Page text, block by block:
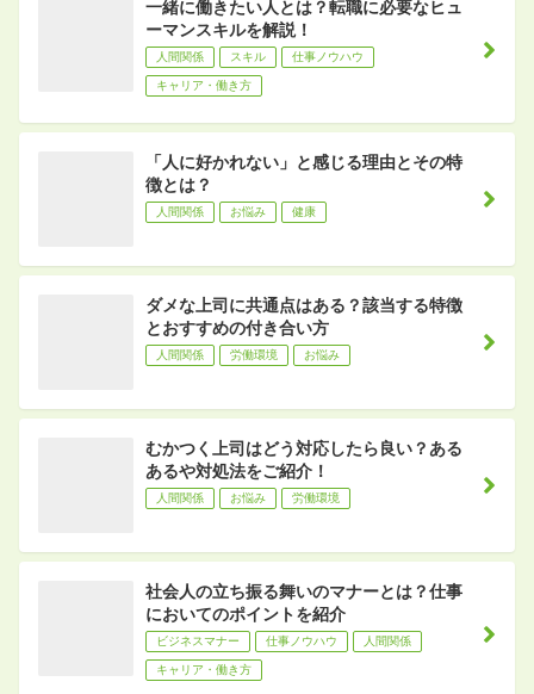
一緒に働きたい人とは？転職に必要なヒュ
ーマンスキルを解説！
人間関係 スキル 仕事ノウハウ
キャリア・働き方
「人に好かれない」と感じる理由とその特
徴とは？
人間関係 お悩み 健康
ダメな上司に共通点はある？該当する特徴
とおすすめの付き合い方
人間関係 労働環境 お悩み
むかつく上司はどう対応したら良い？ある
あるや対処法をご紹介！
人間関係 お悩み 労働環境
社会人の立ち振る舞いのマナーとは？仕事
においてのポイントを紹介
ビジネスマナー 仕事ノウハウ 人間関係
キャリア・働き方